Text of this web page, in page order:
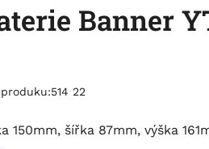
Banner
produku:514 22
150mm, šířka 87mm, výška